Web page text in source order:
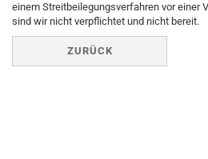
einem Streitbeilegungsverfahren vor einer
sind wir nicht verpflichtet und nicht bereit.
ZURÜCK